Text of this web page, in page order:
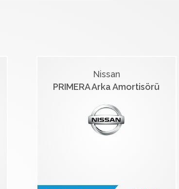
Nissan
PRIMERA Arka Amortisörü